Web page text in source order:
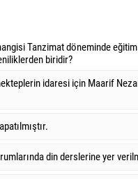
Tanzimat döneminde eğitim
biridir?
idaresi için Maarif
din derslerine yer